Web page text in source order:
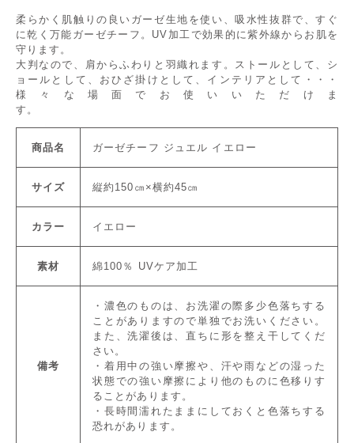
柔らかく肌触りの良いガーゼ生地を使い、吸水性抜群で、すぐ
に乾く万能ガーゼチーフ。UV加工で効果的に紫外線からお肌を
守ります。
大判なので、肩からふわりと羽織れます。ストールとして、シ
ョールとして、おひざ掛けとして、インテリアとして・・・
様々な場面でお使いいただけま
す。
商品名 ガーゼチーフ ジュエル イエロー
サイズ 縦約150㎝×横約45㎝
カラー イエロー
素材 綿100％ UVケア加工
備考
・濃色のものは、お洗濯の際多少色落ちする
ことがありますので単独でお洗いください。
また、洗濯後は、直ちに形を整え干してくだ
さい。
・着用中の強い摩擦や、汗や雨などの湿った
状態での強い摩擦により他のものに色移りす
ることがあります。
・長時間濡れたままにしておくと色落ちする
恐れがあります。